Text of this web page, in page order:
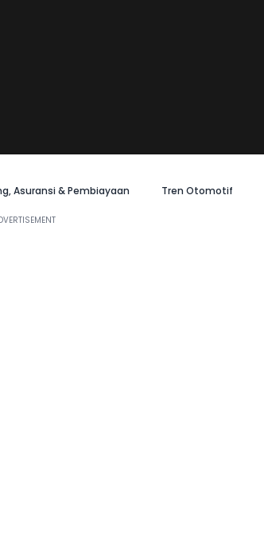
Asuransi & Pembiayaan Tren Otomotif